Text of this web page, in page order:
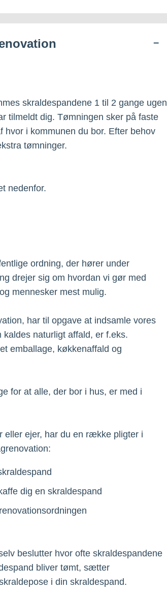
skraldespandene 1 til 2 gange ugen
tilmeldt dig. Tømningen sker på faste
i kommunen du bor. Efter behov
tømninger.
nedenfor.
ordning, der hører under
drejer sig om hvordan vi gør med
mennesker mest mulig.
har til opgave at indsamle vores
naturligt affald, er f.eks.
emballage, køkkenaffald og
for at alle, der bor i hus, er med i
eller ejer, har du en række pligter i
dig en skraldespand
beslutter hvor ofte skraldespandene
bliver tømt, sætter
i din skraldespand.